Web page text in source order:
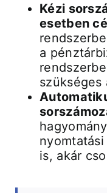
Kézi
esetben
a
szükséges
is, akár